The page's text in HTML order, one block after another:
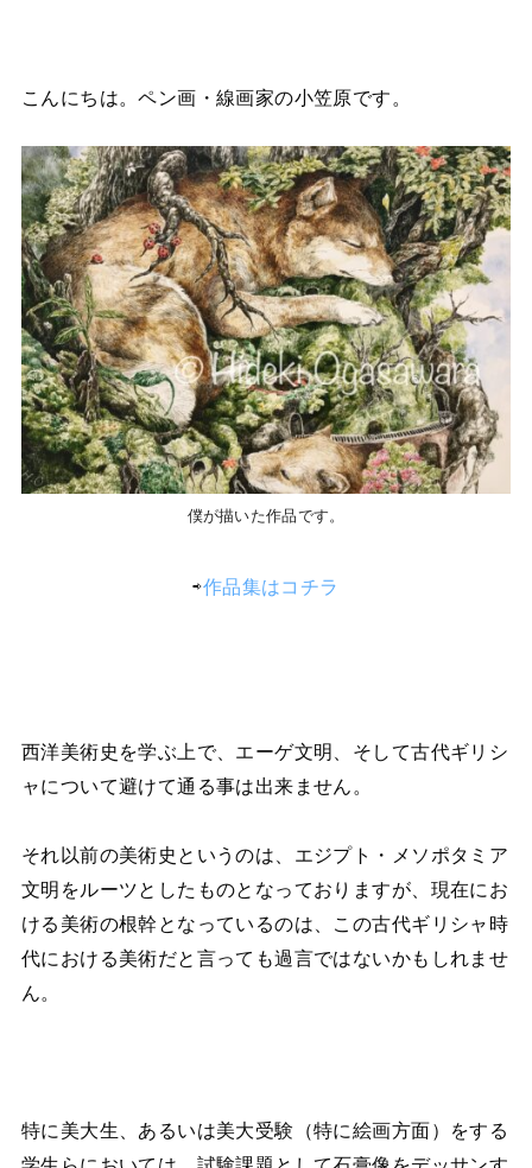
こんにちは。ペン画・線画家の小笠原です。
僕が描いた作品です。
⇨作品集はコチラ
西洋美術史を学ぶ上で、エーゲ文明、そして古代ギリシ
ャについて避けて通る事は出来ません。
それ以前の美術史というのは、エジプト・メソポタミア
文明をルーツとしたものとなっておりますが、現在にお
ける美術の根幹となっているのは、この古代ギリシャ時
代における美術だと言っても過言ではないかもしれませ
ん。
特に美大生、あるいは美大受験（特に絵画方面）をする